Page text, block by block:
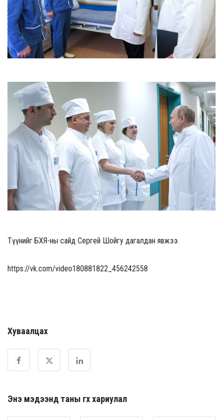
Түүнийг БХЯ-ны сайд Сергей Шойгу дагалдан явжээ.
https://vk.com/video180881822_456242558
Хуваалцах
Энэ мэдээнд таны өгөх хариулал